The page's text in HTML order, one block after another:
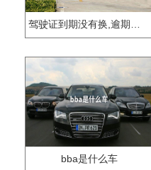
bba是什么车